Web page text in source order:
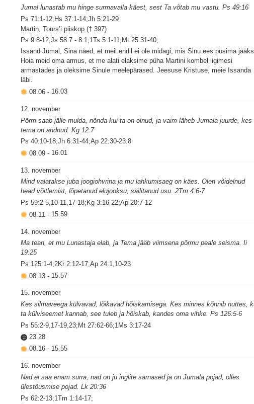
Jumal lunastab mu hinge surmavalla käest, sest Ta võtab mu vastu. Ps 49:16
Ps 71:1-12;Hs 37:1-14;Jh 5:21-29
Martin, Tours’i piiskop († 397)
Ps 9:8-12;Js 58:7 - 8:1;1Ts 5:1-11;Mt 25:31-40;
Issand Jumal, Sina näed, et meil endil ei ole midagi, mis Sinu ees püsima
Hoia meid oma armus, et me alati elaksime püha Martini kombel ligimesi
armastades ja oleksime Sinule meelepärased. Jeesuse Kristuse, meie Issanda
läbi.
08.06 - 16.03
12. november
Põrm saab jälle mulda, nõnda kui ta on olnud, ja vaim läheb Jumala juurde, kes
tema on andnud. Kg 12:7
Ps 40:10-18;Jh 6:31-44;Ap 22:30-23:8
08.09 - 16.01
13. november
Mind valatakse juba joogiohvrina ja mu lahkumisaeg on käes. Olen võidelnud
head võitlemist, lõpetanud elujooksu, säilitanud usu. 2Tm 4:6-7
Ps 59:2-5,10-11,17-18;Kg 3:16-22;Ap 20:7-12
08.11 - 15.59
14. november
Ma tean, et mu Lunastaja elab, ja Tema jääb viimsena põrmu peale seisma. Ii
19:25
Ps 125:1-4;2Kr 2:12-17;Ap 24:1,10-23
08.13 - 15.57
15. november
Kes silmaveega külvavad, lõikavad hõiskamisega. Kes minnes kõnnib nuttes,
ta külviseemet kannab, see tuleb ja hõiskab, kandes oma vihke. Ps 126:5-6
Ps 55:2-9,17-19,23;Mt 27:62-66;1Ms 3:17-24
23.28
08.16 - 15.55
16. november
Nad ei saa enam surra, nad on ju inglite sarnased ja on Jumala pojad, olles
ülestõusmise pojad. Lk 20:36
Ps 62:2-13;1Tm 1:14-17;